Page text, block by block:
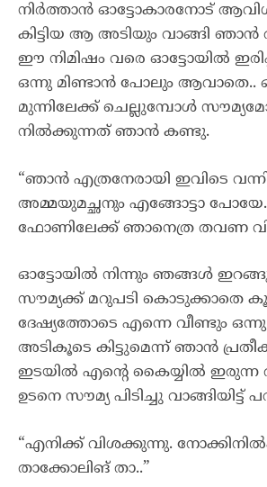
നിർത്താൻ ഓട്ടോകാരനോട്
കിട്ടിയ ആ അടിയും വാങ്ങി
ഈ നിമിഷം വരെ ഓട്ടോയിൽ
ഒന്നു മിണ്ടാൻ പോലും ആവാതെ..
മുന്നിലേക്ക് ചെല്ലുമ്പോൾ
നിൽക്കുന്നത് ഞാൻ കണ്ടു.
“ഞാൻ എത്രനേരായി ഇവിടെ
അമ്മയുമച്ഛനും എങ്ങോട്ടാ
ഫോണിലേക്ക് ഞാനെത്ര തവണ
ഓട്ടോയിൽ നിന്നും ഞങ്ങൾ
സൗമ്യക്ക് മറുപടി കൊടുക്കാതെ
ദേഷ്യത്തോടെ എന്നെ വീണ്ടും
അടികൂടെ കിട്ടുമെന്ന് ഞാൻ
ഇടയിൽ എന്റെ കൈയ്യിൽ ഇരുന്ന
ഉടനെ സൗമ്യ പിടിച്ചു വാങ്ങിയിട്ട്
“എനിക്ക് വിശക്കുന്നു.
താക്കോലിങ് താ..”